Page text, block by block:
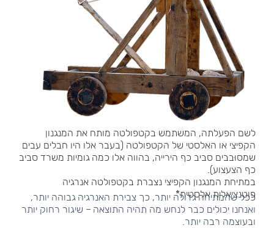
לשם הפעלתה, המשתמש בקטפולטה מותח את המנגנון
הקפיצי או האלסטי של הקטפולטה (בעבר אלו היו חבלים עבים
שמסוּבבים סביב כף הירייה, בהווה אלו כמה גומיות משרד סביב
כף הצעצוע).
במתיחת המנגנון הקפיצי נצברת בקטפולטה אנרגיה
פוטנציאלית אלסטית*.
ככל שהמתיחה גדולה יותר, כך צבירת האנרגיה גבוהה יותר,
ואנחנו יכולים כבר לנחש מה תהיה התוצאה – שיגור רחוק יותר
ובעוצמה רבה יותר.